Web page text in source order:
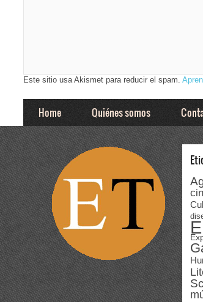
Este sitio usa Akismet para reducir el spam.
Home Quiénes somos